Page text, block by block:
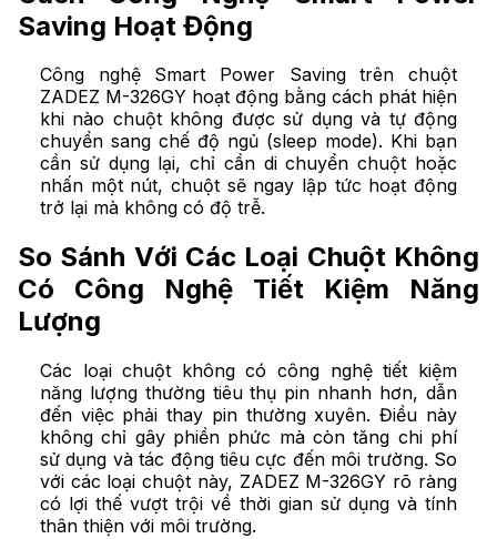
Saving Hoạt Động
Công nghệ Smart Power Saving trên chuột
ZADEZ M-326GY hoạt động bằng cách phát hiện
khi nào chuột không được sử dụng và tự động
chuyển sang chế độ ngủ (sleep mode). Khi bạn
cần sử dụng lại, chỉ cần di chuyển chuột hoặc
nhấn một nút, chuột sẽ ngay lập tức hoạt động
trở lại mà không có độ trễ.
So Sánh Với Các Loại Chuột Không
Có Công Nghệ Tiết Kiệm Năng
Lượng
Các loại chuột không có công nghệ tiết kiệm
năng lượng thường tiêu thụ pin nhanh hơn, dẫn
đến việc phải thay pin thường xuyên. Điều này
không chỉ gây phiền phức mà còn tăng chi phí
sử dụng và tác động tiêu cực đến môi trường. So
với các loại chuột này, ZADEZ M-326GY rõ ràng
có lợi thế vượt trội về thời gian sử dụng và tính
thân thiện với môi trường.